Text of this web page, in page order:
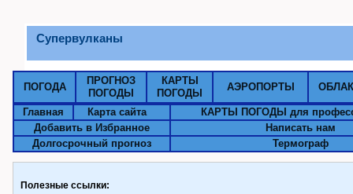
Супервулканы
ПОГОДА
ПРОГНОЗ
ПОГОДЫ
КАРТЫ
ПОГОДЫ
АЭРОПОРТЫ
Главная Карта сайта
КАРТЫ ПОГОДЫ для
Добавить в Избранное
Написать нам
Долгосрочный прогноз
Термограф
Полезные ссылки: